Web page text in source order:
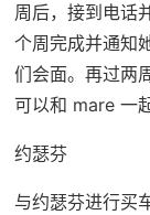
周后，接到电话
个周完成并通知
们会面。再过两
可以和 mare 一
约瑟芬
与约瑟芬进行买